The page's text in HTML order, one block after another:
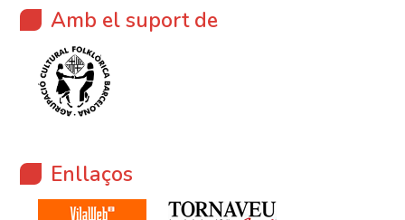
Amb el suport de
Enllaços